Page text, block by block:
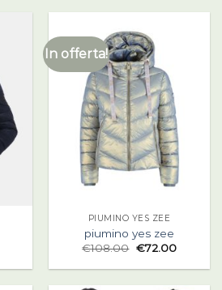
In offerta!
PIUMINO YES ZEE
piumino yes zee
€108.00 €72.00